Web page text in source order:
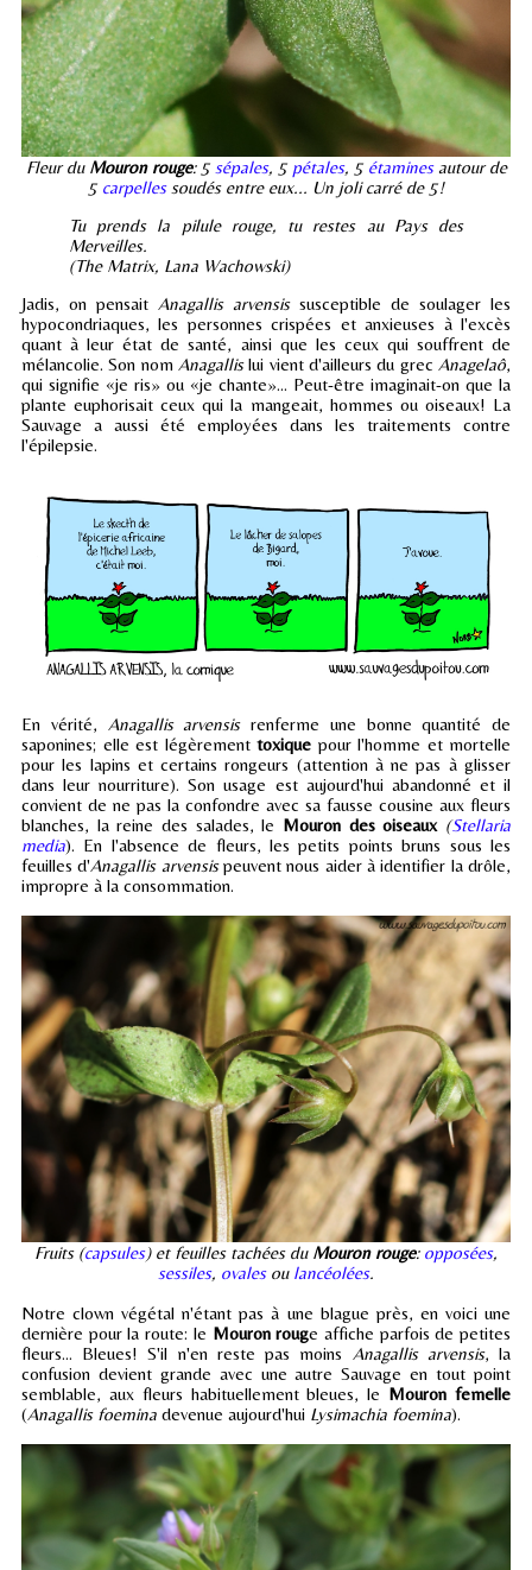
Fleur du Mouron rouge: 5 sépales, 5 pétales, 5 étaminesautour de
5 carpellessoudés entre eux... Un joli carré de 5!
Tu prends la pilule rouge, tu restes au Pays des
Merveilles.
(The Matrix, Lana Wachowski)
Jadis, on pensait Anagallis arvensissusceptible de soulager les
hypocondriaques, les personnes crispées et anxieuses à l'excès
quant à leur état de santé, ainsi que les ceux qui souffrent de
mélancolie. Son nom Anagallislui vient d'ailleurs du grec Anagelaô,
qui signifie «je ris» ou «je chante»... Peut-être imaginait-on que la
plante euphorisait ceux qui la mangeait, hommes ou oiseaux! La
Sauvage a aussi été employées dans les traitements contre
l'épilepsie.
En vérité, Anagallis arvensis renferme une bonne quantité de
saponines; elle est légèrement toxique pour l'homme et mortelle
pour les lapins et certains rongeurs (attention à ne pas à glisser
dans leur nourriture). Son usage est aujourd'hui abandonné et il
convient de ne pas la confondre avec sa fausse cousine aux fleurs
blanches, la reine des salades, le Mouron des oiseaux (Stellaria
media). En l'absence de fleurs, les petits points bruns sous les
feuilles d'Anagallis arvensispeuvent nous aider à identifier la drôle,
impropre à la consommation.
Fruits (capsules) et feuilles tachées du Mouron rouge: opposées,
sessiles, ovalesou lancéolées.
Notre clown végétal n'étant pas à une blague près, en voici une
dernière pour la route: le Mouron rouge affiche parfois de petites
fleurs... Bleues! S'il n'en reste pas moins Anagallis arvensis, la
confusion devient grande avec une autre Sauvage en tout point
semblable, aux fleurs habituellement bleues, le Mouron femelle
(Anagallis foemina devenue aujourd'hui Lysimachia foemina).